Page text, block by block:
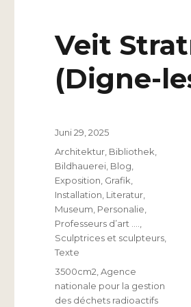
Veit
(Digne-
Veröffentlicht
Juni 29, 2025
Kategorien
Architektur Bibliothek
Bildhauerei Blog
Exposition Grafik
Installation Literatur
Museum Personalie
Professeurs d’art ….
Sculptrices et sculpteurs
Texte
Schlagwörter
3500cm2 ,Agence
nationale pour la gestion
des déchets radioactifs